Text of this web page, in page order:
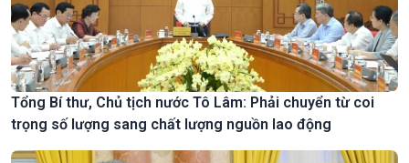
Tổng Bí thư, Chủ tịch nước Tô Lâm: Phải chuyển từ coi
trọng số lượng sang chất lượng nguồn lao động